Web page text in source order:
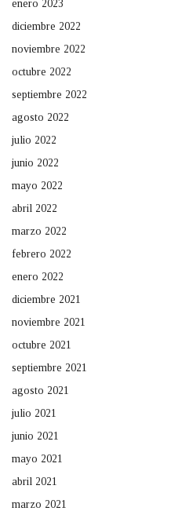
enero 2023
diciembre 2022
noviembre 2022
octubre 2022
septiembre 2022
agosto 2022
julio 2022
junio 2022
mayo 2022
abril 2022
marzo 2022
febrero 2022
enero 2022
diciembre 2021
noviembre 2021
octubre 2021
septiembre 2021
agosto 2021
julio 2021
junio 2021
mayo 2021
abril 2021
marzo 2021